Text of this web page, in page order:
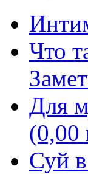
Что
Для
(0,00
Суй